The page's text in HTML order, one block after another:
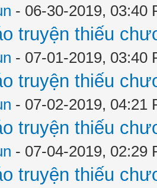
- 06-30-2019, 03:40
truyện thiếu
- 07-01-2019, 03:40
truyện thiếu
- 07-02-2019, 04:21
truyện thiếu
- 07-04-2019, 02:29
truyện thiếu